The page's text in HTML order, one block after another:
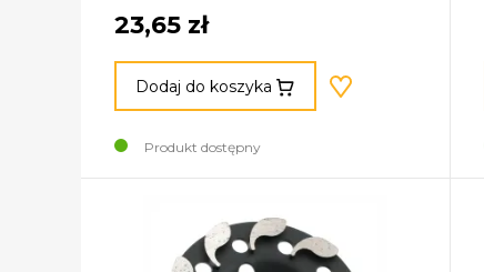
23,65 zł
Dodaj do koszyka
Produkt dostępny